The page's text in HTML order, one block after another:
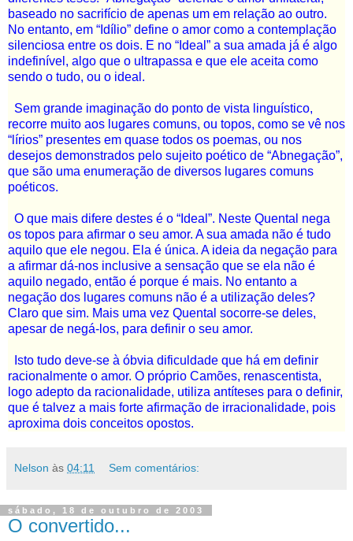
baseado no sacrifício de apenas um em relação ao outro.
No entanto, em “Idílio” define o amor como a contemplação
silenciosa entre os dois. E no “Ideal” a sua amada já é algo
indefinível, algo que o ultrapassa e que ele aceita como
sendo o tudo, ou o ideal.
Sem grande imaginação do ponto de vista linguístico,
recorre muito aos lugares comuns, ou topos, como se vê nos
“lírios” presentes em quase todos os poemas, ou nos
desejos demonstrados pelo sujeito poético de “Abnegação”,
que são uma enumeração de diversos lugares comuns
poéticos.
O que mais difere destes é o “Ideal”. Neste Quental nega
os topos para afirmar o seu amor. A sua amada não é tudo
aquilo que ele negou. Ela é única. A ideia da negação para
a afirmar dá-nos inclusive a sensação que se ela não é
aquilo negado, então é porque é mais. No entanto a
negação dos lugares comuns não é a utilização deles?
Claro que sim. Mais uma vez Quental socorre-se deles,
apesar de negá-los, para definir o seu amor.
Isto tudo deve-se à óbvia dificuldade que há em definir
racionalmente o amor. O próprio Camões, renascentista,
logo adepto da racionalidade, utiliza antíteses para o definir,
que é talvez a mais forte afirmação de irracionalidade, pois
aproxima dois conceitos opostos.
Nelson às 04:11 Sem comentários:
sábado, 18 de outubro de 2003
O convertido...